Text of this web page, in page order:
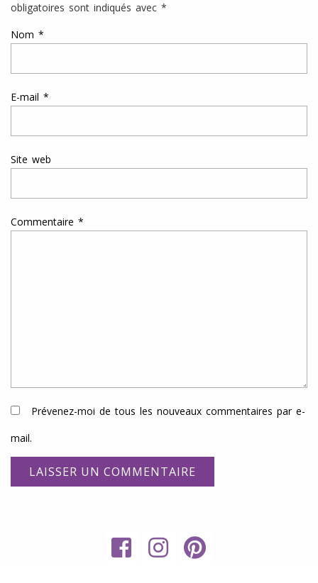
obligatoires sont indiqués avec *
Nom *
E-mail *
Site web
Commentaire *
Prévenez-moi de tous les nouveaux commentaires par e-
mail.